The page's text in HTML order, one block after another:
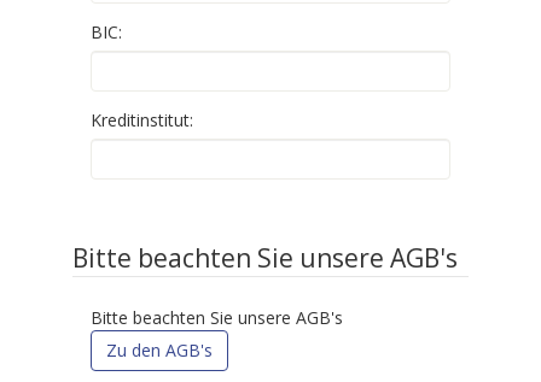
BIC:
Kreditinstitut:
Bitte beachten Sie unsere AGB's
Bitte beachten Sie unsere AGB's
Zu den AGB's